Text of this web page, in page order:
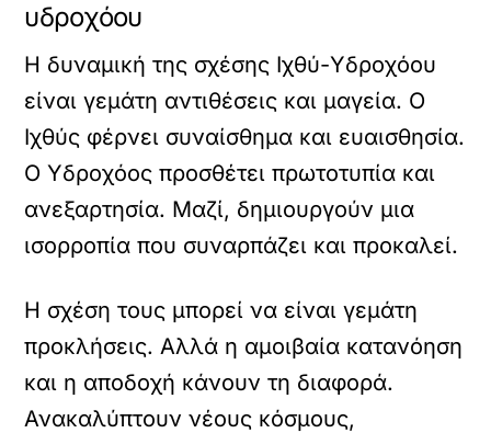
υδροχόου
Η δυναμική της σχέσης Ιχθύ-Υδροχόου
είναι γεμάτη αντιθέσεις και μαγεία. Ο
Ιχθύς φέρνει συναίσθημα και ευαισθησία.
Ο Υδροχόος προσθέτει πρωτοτυπία και
ανεξαρτησία. Μαζί, δημιουργούν μια
ισορροπία που συναρπάζει και προκαλεί.
Η σχέση τους μπορεί να είναι γεμάτη
προκλήσεις. Αλλά η αμοιβαία κατανόηση
και η αποδοχή κάνουν τη διαφορά.
Ανακαλύπτουν νέους κόσμους,